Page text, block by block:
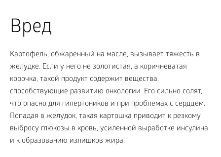
Вред
Картофель, обжаренный на масле, вызывает тяжесть в
желудке. Если у него не золотистая, а коричневатая
корочка, такой продукт содержит вещества,
способствующие развитию онкологии. Его сильно солят,
что опасно для гипертоников и при проблемах с сердцем.
Попадая в желудок, такая картошка приводит к резкому
выбросу глюкозы в кровь, усиленной выработке инсулина
и к образованию излишков жира.